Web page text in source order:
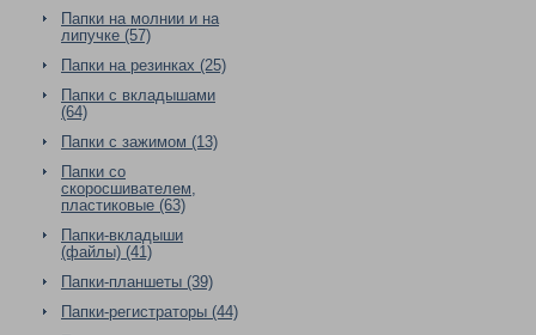
Папки на молнии и на
липучке (57)
Папки на резинках (25)
Папки с вкладышами
(64)
Папки с зажимом (13)
Папки со
скоросшивателем,
пластиковые (63)
Папки-вкладыши
(файлы) (41)
Папки-планшеты (39)
Папки-регистраторы (44)